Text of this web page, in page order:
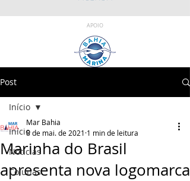
APOIO
Post
Início
Notícias
Colunas
Início
Marinha do Brasil
apresenta nova logomarca
Mar Bahia
8 de mai. de 2021 1 min de leitura